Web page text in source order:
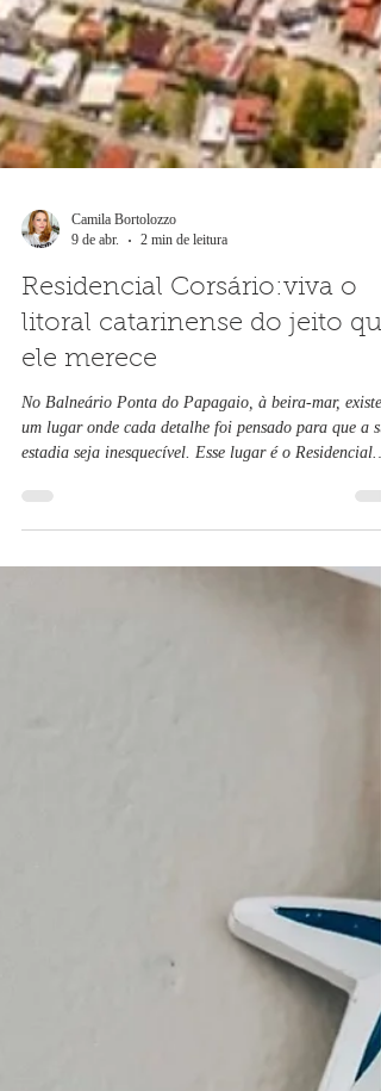
9 de abr.
2 min de leitura
Residencial Corsário:viva o
litoral catarinense do jeito
ele merece
No Balneário Ponta do Papagaio, à beira-mar, existe
Corsário.